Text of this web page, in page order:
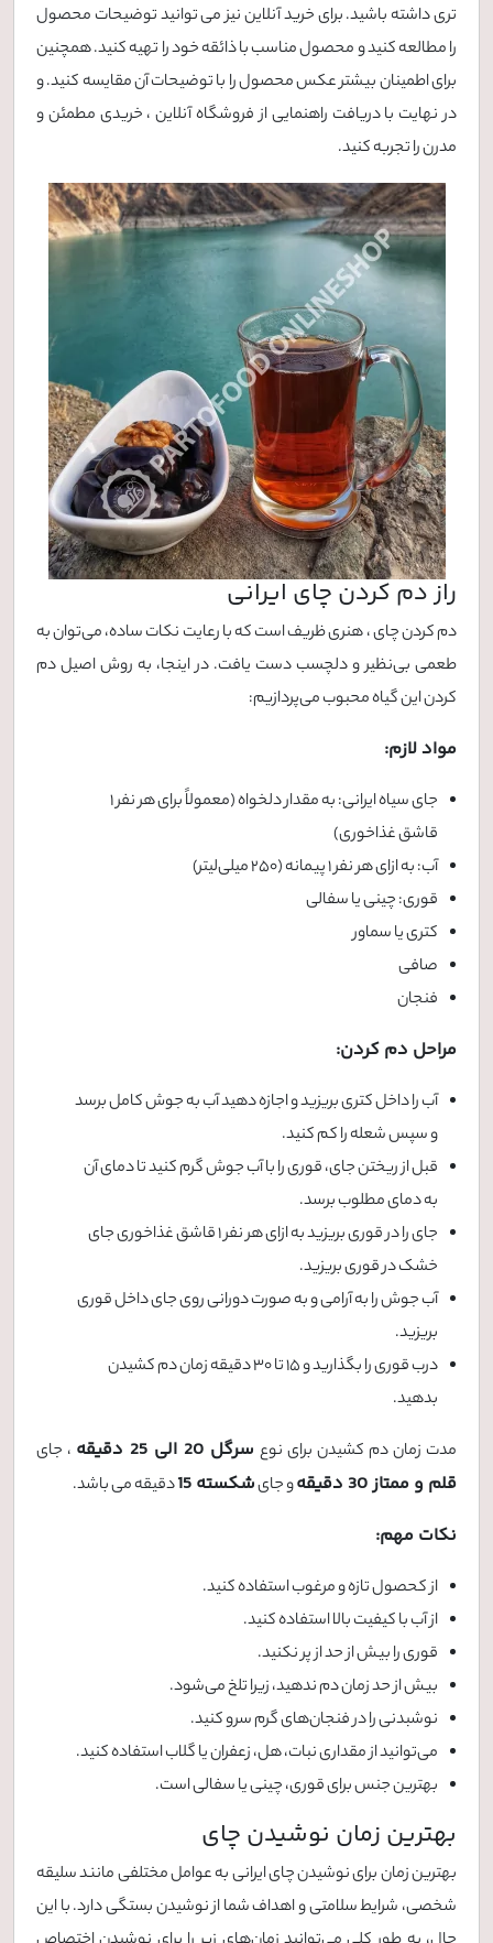
تری داشته باشید. برای خرید آنلاین نیز می توانید توضیحات محصول
را مطالعه کنید و محصول مناسب با ذائقه خود را تهیه کنید. همچنین
برای اطمینان بیشتر عکس محصول را با توضیحات آن مقایسه کنید. و
در نهایت با دریافت راهنمایی از فروشگاه آنلاین ، خریدی مطمئن و
مدرن را تجربه کنید.
راز دم کردن چای ایرانی
دم کردن چای ، هنری ظریف است که با رعایت نکات ساده، می‌توان به
طعمی بی‌نظیر و دلچسب دست یافت. در اینجا، به روش اصیل دم
کردن این گیاه محبوب می‌پردازیم:
مواد لازم:
جای سیاه ایرانی: به مقدار دلخواه (معمولاً برای هر نفر 1
قاشق غذاخوری)
آب: به ازای هر نفر 1 پیمانه (250 میلی‌لیتر)
قوری: چینی یا سفالی
کتری یا سماور
صافی
فنجان
مراحل دم کردن:
آب را داخل کتری بریزید و اجازه دهید آب به جوش کامل برسد
و سپس شعله را کم کنید.
قبل از ریختن جای، قوری را با آب جوش گرم کنید تا دمای آن
به دمای مطلوب برسد.
جای را در قوری بریزید به ازای هر نفر 1 قاشق غذاخوری جای
خشک در قوری بریزید.
آب جوش را به آرامی و به صورت دورانی روی جای داخل قوری
بریزید.
درب قوری را بگذارید و 15 تا 30 دقیقه زمان دم کشیدن
بدهید.
مدت زمان دم کشیدن برای نوعسرگل 20 الی 25 دقیقه ، جای
قلم و ممتاز 30 دقیقه و جایشکسته 15 دقیقه می باشد.
نکات مهم:
از کحصول تازه و مرغوب استفاده کنید.
از آب با کیفیت بالا استفاده کنید.
قوری را بیش از حد از پر نکنید.
بیش از حد زمان دم ندهید، زیرا تلخ می‌شود.
نوشبدنی را در فنجان‌های گرم سرو کنید.
می‌توانید از مقداری نبات، هل، زعفران یا گلاب استفاده کنید.
بهترین جنس برای قوری، چینی یا سفالی است.
بهترین زمان نوشیدن چای
بهترین زمان برای نوشیدن چای ایرانی به عوامل مختلفی مانند سلیقه
شخصی، شرایط سلامتی و اهداف شما از نوشیدن بستگی دارد. با این